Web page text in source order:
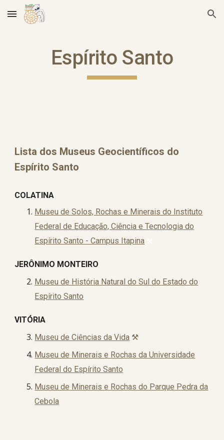
Skip to main content Skip to navigation
Espírito Santo
Lista dos Museus Geocientíficos do
Espírito Santo
COLATINA
Museu de Solos, Rochas e Minerais do Instituto
Federal de Educação, Ciência e Tecnologia do
Espírito Santo - Campus Itapina
JERÔNIMO MONTEIRO
Museu de História Natural do Sul do Estado do
Espírito Santo
VITÓRIA
Museu de Ciências da Vida ⚒️
Museu de Minerais e Rochas da Universidade
Federal do Espírito Santo
Museu de Minerais e Rochas do Parque Pedra da
Cebola